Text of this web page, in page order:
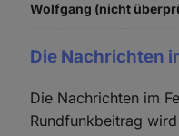
Wolfgang (nicht
Die Nachrichten
Die Nachrichten im
Rundfunkbeitrag